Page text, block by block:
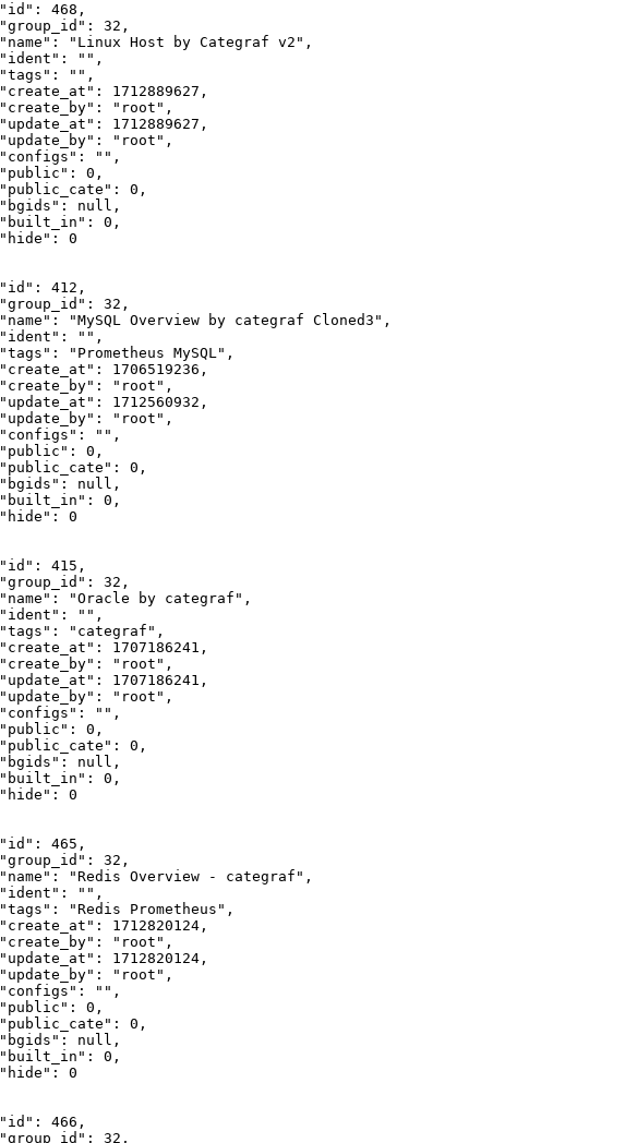
"id" : 468 ,
"group_id" : 32 ,
"name" : "Linux Host by Categraf v2" ,
"ident" : "" ,
"tags" : "" ,
"create_at" : 1712889627 ,
"create_by" : "root" ,
"update_at" : 1712889627 ,
"update_by" : "root" ,
"configs" : "" ,
"public" : 0 ,
"public_cate" : 0 ,
"bgids" : null ,
"built_in" : 0 ,
"hide" :
0
"id" : 412 ,
"group_id" : 32 ,
"name" : "MySQL Overview by categraf Cloned3" ,
"ident" : "" ,
"tags" : "Prometheus MySQL" ,
"create_at" : 1706519236 ,
"create_by" : "root" ,
"update_at" : 1712560932 ,
"update_by" : "root" ,
"configs" : "" ,
"public" : 0 ,
"public_cate" : 0 ,
"bgids" : null ,
"built_in" : 0 ,
"hide" :
0
"id" : 415 ,
"group_id" : 32 ,
"name" : "Oracle by categraf" ,
"ident" : "" ,
"tags" : "categraf" ,
"create_at" : 1707186241 ,
"create_by" : "root" ,
"update_at" : 1707186241 ,
"update_by" : "root" ,
"configs" : "" ,
"public" : 0 ,
"public_cate" : 0 ,
"bgids" : null ,
"built_in" : 0 ,
"hide" :
0
"id" : 465 ,
"group_id" : 32 ,
"name" : "Redis Overview - categraf" ,
"ident" : "" ,
"tags" : "Redis Prometheus" ,
"create_at" : 1712820124 ,
"create_by" : "root" ,
"update_at" : 1712820124 ,
"update_by" : "root" ,
"configs" : "" ,
"public" : 0 ,
"public_cate" : 0 ,
"bgids" : null ,
"built_in" : 0 ,
"hide" :
0
"id" : 466 ,
"group_id" : 32 ,